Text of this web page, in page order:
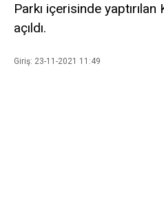
Parkı içerisinde
açıldı.
Giriş: 23-11-2021 11:49